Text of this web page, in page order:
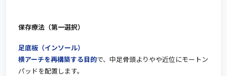
保存療法（第一選択）
足底板（インソール）
横アーチを再構築する目的で、中足骨頭よりやや近位にモートン
パッドを配置します。